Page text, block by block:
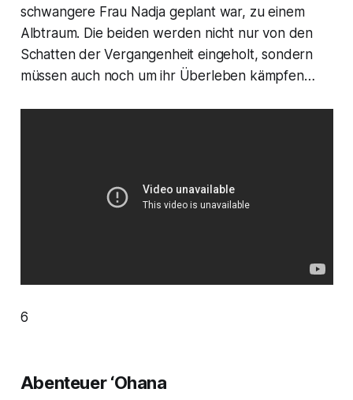
schwangere Frau Nadja geplant war, zu einem
Albtraum. Die beiden werden nicht nur von den
Schatten der Vergangenheit eingeholt, sondern
müssen auch noch um ihr Überleben kämpfen…
6
Abenteuer ‘Ohana